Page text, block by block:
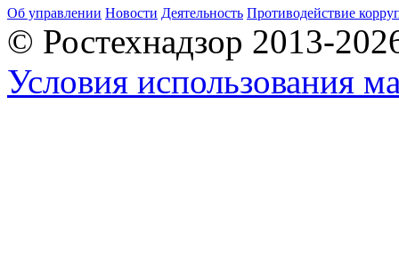
Об управлении Новости Деятельность Противодействие
© Ростехнадзор 2013-
Условия использования